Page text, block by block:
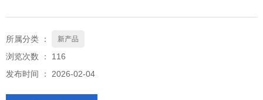
所属分类 ： 新产品
浏览次数 ： 116
发布时间 ： 2026-02-04